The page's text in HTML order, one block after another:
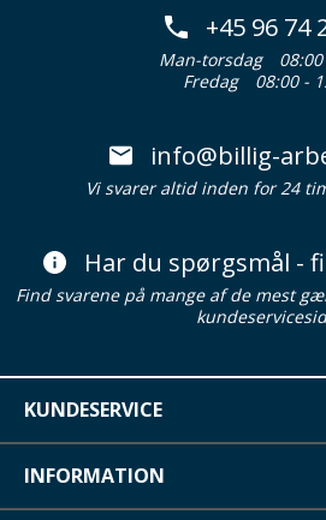
+45 96 74
Man-torsdag
Fredag
08:00 -
info@billig-
Vi svarer altid inden for 24
Har du spørgsmål -
Find svarene på mange af de mest
KUNDESERVICE
INFORMATION